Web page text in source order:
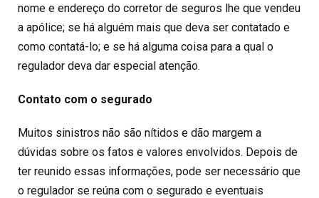
nome e endereço do corretor de seguros lhe que vendeu
a apólice; se há alguém mais que deva ser contatado e
como contatá-lo; e se há alguma coisa para a qual o
regulador deva dar especial atenção.
Contato com o segurado
Muitos sinistros não são nítidos e dão margem a
dúvidas sobre os fatos e valores envolvidos. Depois de
ter reunido essas informações, pode ser necessário que
o regulador se reúna com o segurado e eventuais